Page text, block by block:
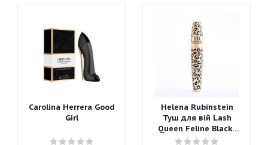
Carolina Herrera Good
Girl
Helena Rubinstein
Туш для вій Lash
Queen Feline Blacks
Mascara